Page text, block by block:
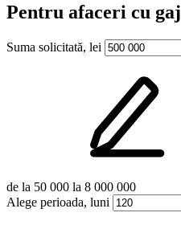
Pentru afaceri cu gaj
Suma solicitată, lei
de la 50 000 la 8 000 000
Alege perioada, luni